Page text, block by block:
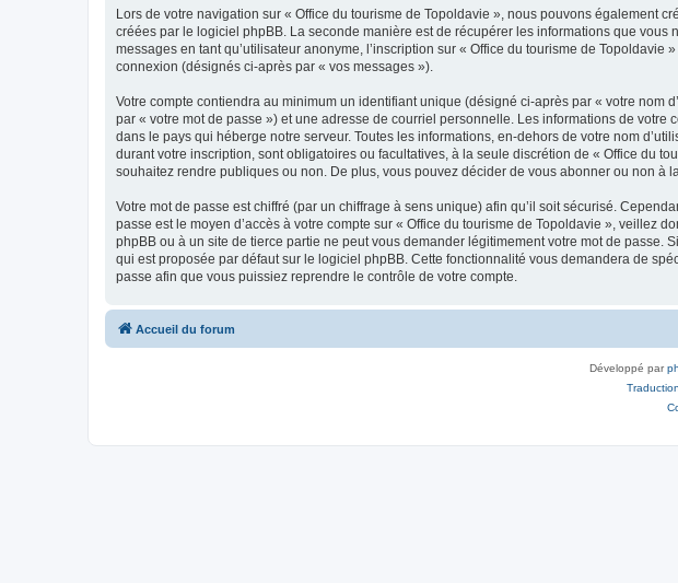
Lors de votre navigation sur « Office du tourisme de Topoldavie », nous pouvons également
créées par le logiciel phpBB. La seconde manière est de récupérer les informations que
messages en tant qu’utilisateur anonyme, l’inscription sur « Office du tourisme de
connexion (désignés ci-après par « vos messages »).
Votre compte contiendra au minimum un identifiant unique (désigné ci-après par « votre nom
par « votre mot de passe ») et une adresse de courriel personnelle. Les informations de
dans le pays qui héberge notre serveur. Toutes les informations, en-dehors de votre nom
durant votre inscription, sont obligatoires ou facultatives, à la seule discrétion de « Office du
souhaitez rendre publiques ou non. De plus, vous pouvez décider de vous abonner ou non à
Votre mot de passe est chiffré (par un chiffrage à sens unique) afin qu’il soit sécurisé.
passe est le moyen d’accès à votre compte sur « Office du tourisme de Topoldavie », veillez
phpBB ou à un site de tierce partie ne peut vous demander légitimement votre mot de passe.
qui est proposée par défaut sur le logiciel phpBB. Cette fonctionnalité vous demandera de
passe afin que vous puissiez reprendre le contrôle de votre compte.
Accueil du forum
Développé par